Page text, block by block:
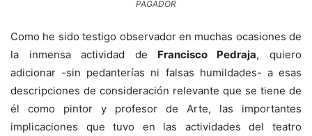
PAGADOR
Como he sido testigo observador en muchas ocasiones de
la inmensa actividad de Francisco Pedraja, quiero
adicionar -sin pedanterías ni falsas humildades- a esas
descripciones de consideración relevante que se tiene de
él como pintor y profesor de Arte, las importantes
implicaciones que tuvo en las actividades del teatro